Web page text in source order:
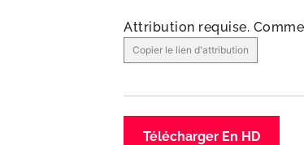
Attribution requise.
Copier le lien d'attribution
Télécharger En HD